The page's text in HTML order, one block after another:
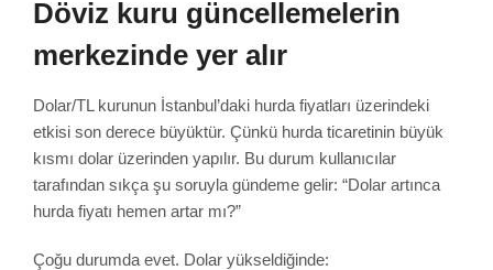
Döviz kuru güncellemelerin
merkezinde yer alır
Dolar/TL kurunun İstanbul’daki hurda fiyatları üzerindeki
etkisi son derece büyüktür. Çünkü hurda ticaretinin büyük
kısmı dolar üzerinden yapılır. Bu durum kullanıcılar
tarafından sıkça şu soruyla gündeme gelir: “Dolar artınca
hurda fiyatı hemen artar mı?”
Çoğu durumda evet. Dolar yükseldiğinde: